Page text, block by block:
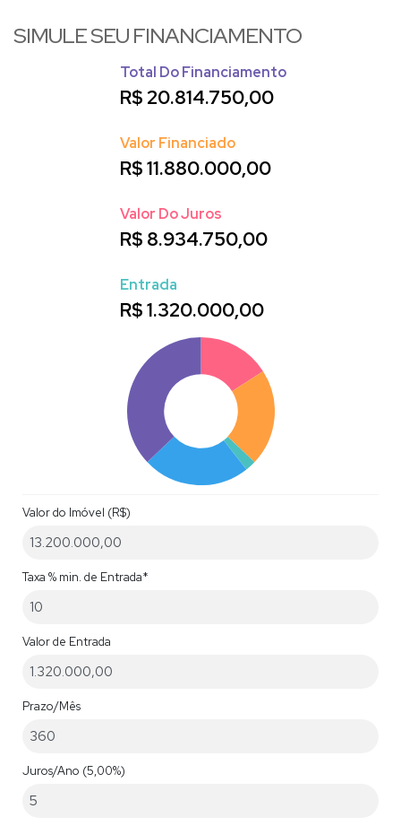
SIMULE SEU FINANCIAMENTO
Total Do Financiamento
R$20.814.750,00
Valor Financiado
R$11.880.000,00
Valor Do Juros
R$ 8.934.750,00
Entrada
R$1.320.000,00
Valor do Imóvel (R$)
Taxa % min. de Entrada*
Valor de Entrada
Prazo/Mês
Juros/Ano (5,00%)